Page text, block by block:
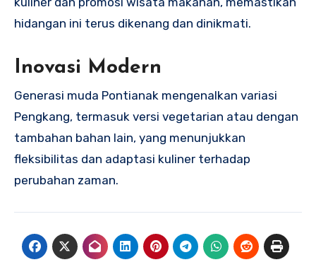
hidangan ini terus dikenang dan dinikmati.
Inovasi Modern
Generasi muda Pontianak mengenalkan variasi
Pengkang, termasuk versi vegetarian atau dengan
tambahan bahan lain, yang menunjukkan
fleksibilitas dan adaptasi kuliner terhadap
perubahan zaman.